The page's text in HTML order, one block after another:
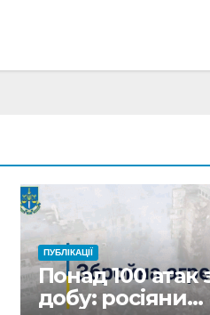
ПУБЛІКАЦІЇ
Понад 100 атак
добу: росіяни